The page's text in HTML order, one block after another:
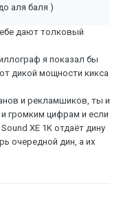
аля баля )
дают толковый
я показал бы
дикой мощности кикса
и рекламшиков, ты и
и громким цифрам и если
XE 1K отдаёт дину
очередной дин, а их